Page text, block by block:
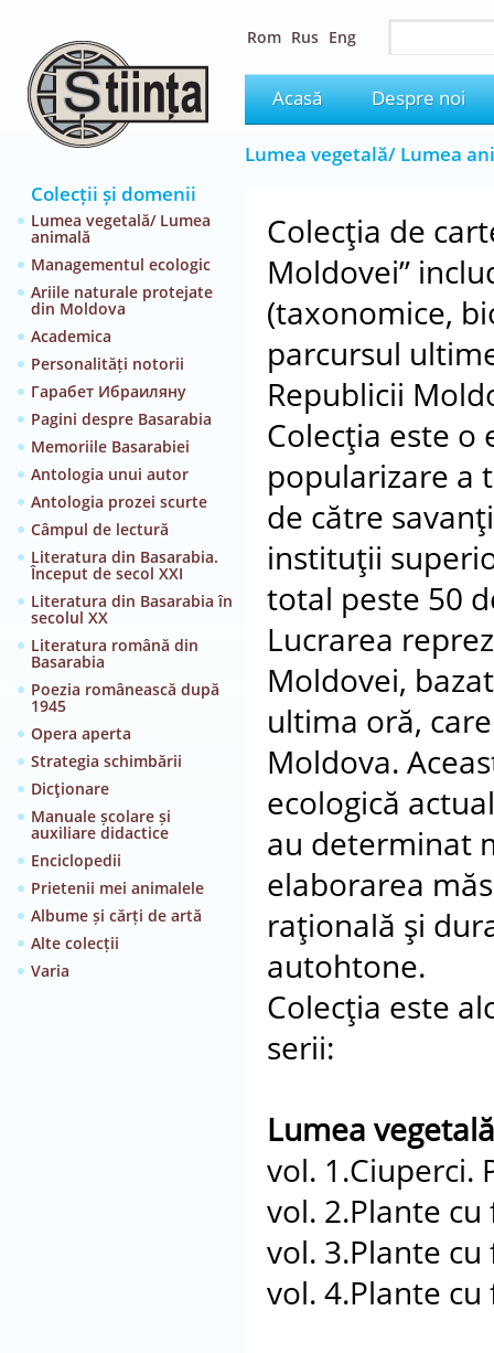
Colecții și domenii
Lumea vegetală/ Lumea
animală
Managementul ecologic
Ariile naturale protejate
din Moldova
Academica
Personalități notorii
Гарабет Ибраиляну
Pagini despre Basarabia
Memoriile Basarabiei
Antologia unui autor
Antologia prozei scurte
Câmpul de lectură
Literatura din Basarabia.
Început de secol XXI
Literatura din Basarabia în
secolul XX
Literatura română din
Basarabia
Poezia românească după
1945
Opera aperta
Strategia schimbării
Dicţionare
Manuale școlare și
auxiliare didactice
Enciclopedii
Prietenii mei animalele
Albume și cărți de artă
Alte colecții
Varia
Rom Rus Eng
Acasă Despre noi
Lumea vegetală/ Lumea
Colecţia de
Moldovei”
(taxonomice,
parcursul
Republicii
Colecţia este o
popularizare a
de către
instituţii
total peste 50
Lucrarea
Moldovei,
ultima oră,
Moldova.
ecologică
au determinat
elaborarea
raţională şi
autohtone.
Colecţia este
serii:
Lumea
vol. 1.Ciuperci.
vol. 2.Plante
vol. 3.Plante
vol. 4.Plante